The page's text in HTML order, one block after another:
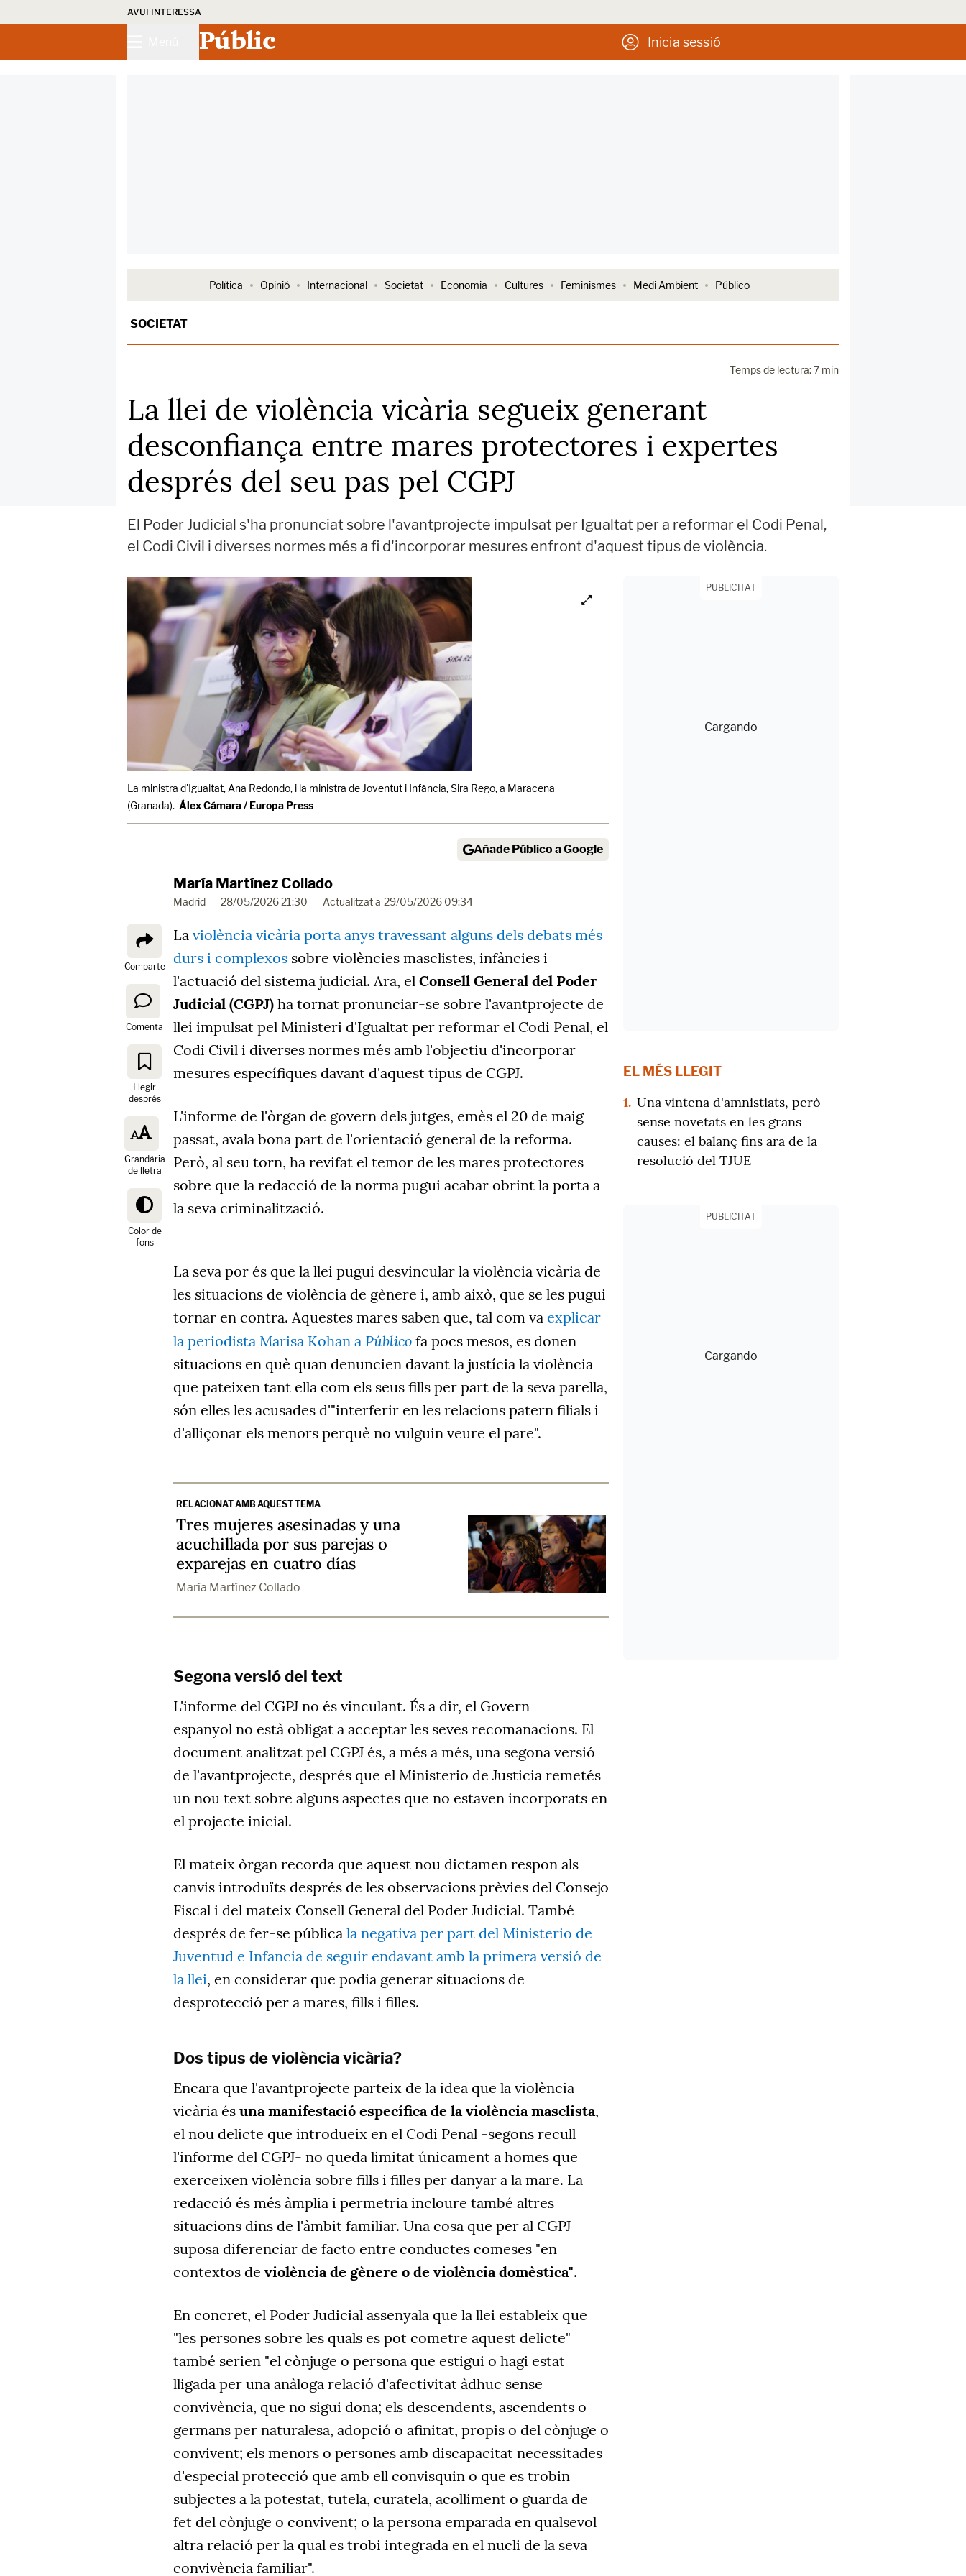
AVUI INTERESSA
Públic Inicia sessió
Política Opinió Internacional Societat Economia Cultures Feminismes Medi Ambient Público
SOCIETAT
Temps de lectura: 7 min
La llei de violència vicària segueix generant
desconfiança entre mares protectores i expertes
després del seu pas pel CGPJ
El Poder Judicial s'ha pronunciat sobre l'avantprojecte impulsat per Igualtat per a reformar el Codi Penal,
el Codi Civil i diverses normes més a fi d'incorporar mesures enfront d'aquest tipus de violència.
La ministra d'Igualtat, Ana Redondo, i la ministra de Joventut i Infància, Sira Rego, a Maracena
(Granada). Álex Cámara / Europa Press
Añade Público a Google
María Martínez Collado
Madrid - 28/05/2026 21:30 - Actualitzat a 29/05/2026 09:34
Comparte
Comenta
Llegir
després
Grandària
de lletra
Color de
fons
La violència vicària porta anys travessant alguns dels debats més
durs i complexos sobre violències masclistes, infàncies i
l'actuació del sistema judicial. Ara, el Consell General del Poder
Judicial (CGPJ) ha tornat pronunciar-se sobre l'avantprojecte de
llei impulsat pel Ministeri d'Igualtat per reformar el Codi Penal, el
Codi Civil i diverses normes més amb l'objectiu d'incorporar
mesures específiques davant d'aquest tipus de CGPJ.
L'informe de l'òrgan de govern dels jutges, emès el 20 de maig
passat, avala bona part de l'orientació general de la reforma.
Però, al seu torn, ha revifat el temor de les mares protectores
sobre que la redacció de la norma pugui acabar obrint la porta a
la seva criminalització.
La seva por és que la llei pugui desvincular la violència vicària de
les situacions de violència de gènere i, amb això, que se les pugui
tornar en contra. Aquestes mares saben que, tal com va explicar
la periodista Marisa Kohan a Público fa pocs mesos, es donen
situacions en què quan denuncien davant la justícia la violència
que pateixen tant ella com els seus fills per part de la seva parella,
són elles les acusades d'"interferir en les relacions patern filials i
d'alliçonar els menors perquè no vulguin veure el pare".
RELACIONAT AMB AQUEST TEMA
Tres mujeres asesinadas y una
acuchillada por sus parejas o
exparejas en cuatro días
María Martínez Collado
Segona versió del text
L'informe del CGPJ no és vinculant. És a dir, el Govern
espanyol no està obligat a acceptar les seves recomanacions. El
document analitzat pel CGPJ és, a més a més, una segona versió
de l'avantprojecte, després que el Ministerio de Justicia remetés
un nou text sobre alguns aspectes que no estaven incorporats en
el projecte inicial.
El mateix òrgan recorda que aquest nou dictamen respon als
canvis introduïts després de les observacions prèvies del Consejo
Fiscal i del mateix Consell General del Poder Judicial. També
després de fer-se pública la negativa per part del Ministerio de
Juventud e Infancia de seguir endavant amb la primera versió de
la llei, en considerar que podia generar situacions de
desprotecció per a mares, fills i filles.
Dos tipus de violència vicària?
Encara que l'avantprojecte parteix de la idea que la violència
vicària és una manifestació específica de la violència masclista,
el nou delicte que introdueix en el Codi Penal -segons recull
l'informe del CGPJ- no queda limitat únicament a homes que
exerceixen violència sobre fills i filles per danyar a la mare. La
redacció és més àmplia i permetria incloure també altres
situacions dins de l'àmbit familiar. Una cosa que per al CGPJ
suposa diferenciar de facto entre conductes comeses "en
contextos de violència de gènere o de violència domèstica".
En concret, el Poder Judicial assenyala que la llei estableix que
"les persones sobre les quals es pot cometre aquest delicte"
també serien "el cònjuge o persona que estigui o hagi estat
lligada per una anàloga relació d'afectivitat àdhuc sense
convivència, que no sigui dona; els descendents, ascendents o
germans per naturalesa, adopció o afinitat, propis o del cònjuge o
convivent; els menors o persones amb discapacitat necessitades
d'especial protecció que amb ell convisquin o que es trobin
subjectes a la potestat, tutela, curatela, acolliment o guarda de
fet del cònjuge o convivent; o la persona emparada en qualsevol
altra relació per la qual es trobi integrada en el nucli de la seva
convivència familiar".
PUBLICITAT
EL MÉS LLEGIT
1. Una vintena d'amnistiats, però
sense novetats en les grans
causes: el balanç fins ara de la
resolució del TJUE
PUBLICITAT